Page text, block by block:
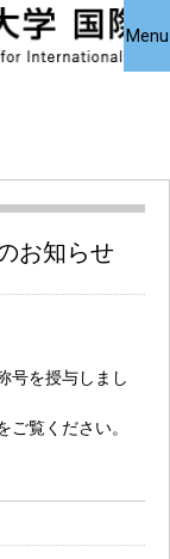
Menu
Close
共同研究受
究・知的財
お知らせ
号を授与しまし
ご覧ください。